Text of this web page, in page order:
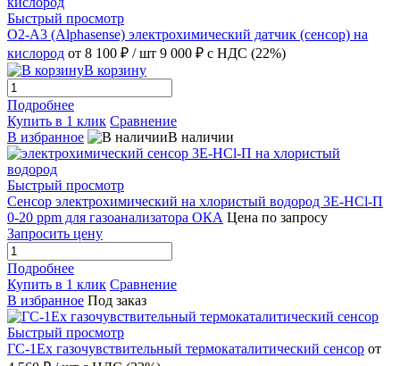
Быстрый просмотр
O2-A3 (Alphasense) электрохимический датчик (сенсор) на
кислород от 8 100 ₽ / шт 9 000 ₽ с НДС (22%)
В корзину
Подробнее
Купить в 1 клик Сравнение
В избранное
В наличии
Быстрый просмотр
Сенсор электрохимический на хлористый водород 3Е-HCl-П
0-20 ppm для газоанализатора ОКА Цена по запросу
Запросить цену
Подробнее
Купить в 1 клик Сравнение
В избранное Под заказ
Быстрый просмотр
ГС-1Ex газочувствительный термокаталитический сенсор от